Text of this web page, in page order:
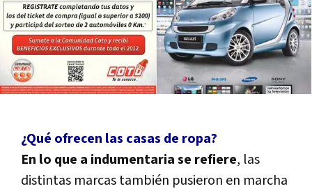
¿Qué ofrecen las casas de ropa?
En lo que a indumentaria se refiere, las
distintas marcas también pusieron en marcha